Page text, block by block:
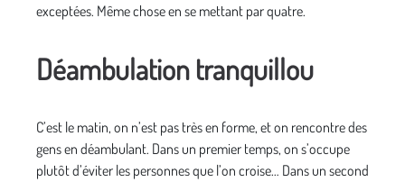
exceptées. Même chose en se mettant par quatre.
Déambulation tranquillou
C’est le matin, on n’est pas très en forme, et on rencontre des
gens en déambulant. Dans un premier temps, on s’occupe
plutôt d’éviter les personnes que l’on croise… Dans un second